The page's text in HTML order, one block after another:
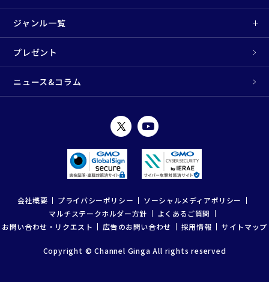
ジャンル一覧
プレゼント
ニュース&コラム
会社概要 プライバシーポリシー
ソーシャルメディアポリシー
マルチステークホルダー方針
よくあるご質問
お問い合わせ・リクエスト
広告のお問い合わせ 採用情報 サイトマップ
Copyright © Channel Ginga All rights reserved